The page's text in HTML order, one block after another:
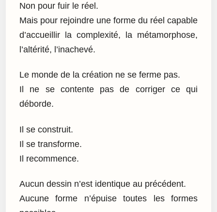
Non pour fuir le réel.
Mais pour rejoindre une forme du réel capable
d’accueillir la complexité, la métamorphose,
l’altérité, l’inachevé.
Le monde de la création ne se ferme pas.
Il ne se contente pas de corriger ce qui
déborde.
Il se construit.
Il se transforme.
Il recommence.
Aucun dessin n’est identique au précédent.
Aucune forme n’épuise toutes les formes